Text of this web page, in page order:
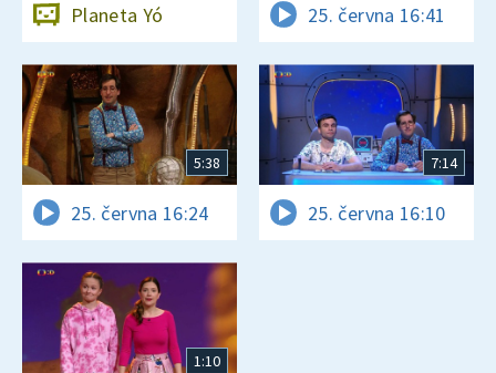
Planeta Yó 25. června 16:41
5:38
25. června 16:24
7:14
25. června 16:10
1:10